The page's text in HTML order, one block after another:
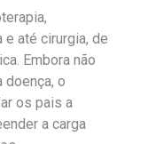
até cirurgia, de
Embora não
o
os pais a
a carga